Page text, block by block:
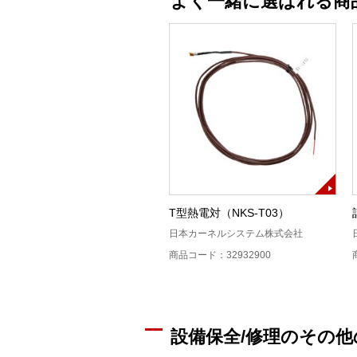
T型熱電対（NKS-T03）
日本カーネルシステム株式会社
商品コード：32932900
設備保全/修理のその